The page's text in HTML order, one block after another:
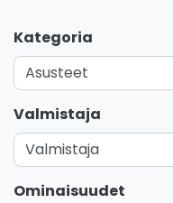
Kategoria
Valmistaja
Ominaisuudet